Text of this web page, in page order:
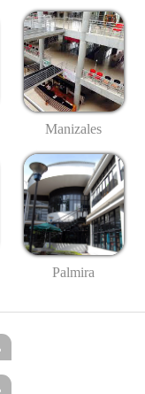
Manizales
Palmira